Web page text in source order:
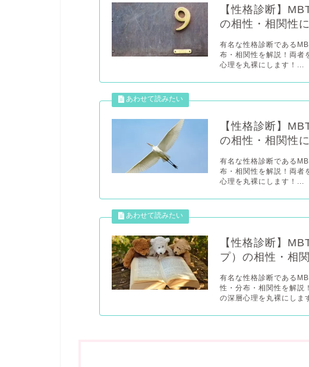
【性格診断】
の相性・相関性
有名な性格診断である
布・相関性を解説！両者
心理を丸裸にします！...
【性格診断】
の相性・相関性
有名な性格診断である
布・相関性を解説！両者
心理を丸裸にします！...
【性格診断】
プ）の相性・相
有名な性格診断である
性・分布・相関性を解説
の深層心理を丸裸にしま